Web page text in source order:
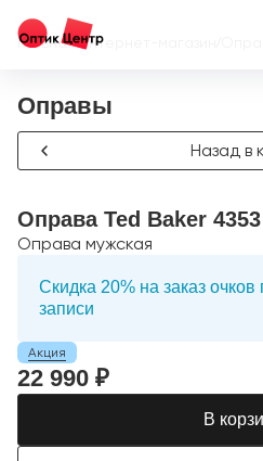
Главная/Интернет-магазин
Оправы
Назад в
Оправа Ted Baker
Оправа мужская
Скидка 20% на заказ очков
записи
Акция
22 990 ₽
В